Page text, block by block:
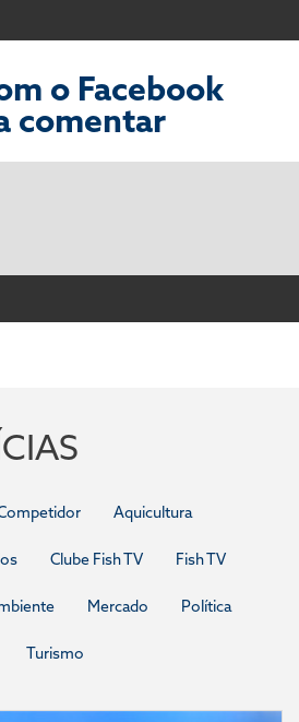
o Facebook
comentar
Aquicultura
Clube Fish TV Fish TV
Mercado Política
Turismo